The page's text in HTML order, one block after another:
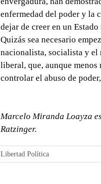
enfermedad del poder y la
dejar de creer en un
Quizás sea necesario
nacionalista, socialista y el
liberal, que, aunque menos
controlar el abuso de
Marcelo Miranda Loayza
Ratzinger.
Libertad Política